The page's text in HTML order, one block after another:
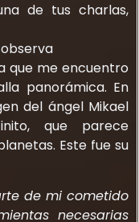
de tus charlas,
que me encuentro
panorámica. En
del ángel Mikael
que parece
Este fue su
de mi cometido
necesarias